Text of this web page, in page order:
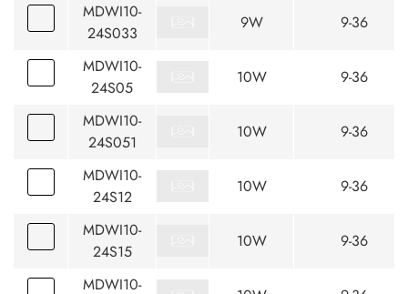
MDWI10-
24S033
9W 9-36
MDWI10-
24S05
10W 9-36
MDWI10-
24S051
10W 9-36
MDWI10-
24S12
10W 9-36
MDWI10-
24S15
10W 9-36
MDWI10-